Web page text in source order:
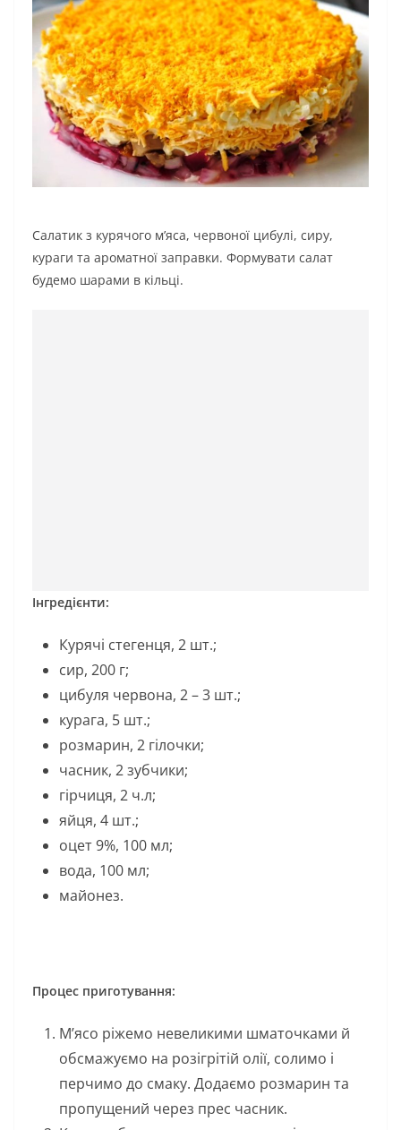
Салатик з курячого м’яса, червоної цибулі, сиру,
кураги та ароматної заправки. Формувати салат
будемо шарами в кільці.
Інгредієнти:
Курячі стегенця, 2 шт.;
сир, 200 г;
цибуля червона, 2 – 3 шт.;
курага, 5 шт.;
розмарин, 2 гілочки;
часник, 2 зубчики;
гірчиця, 2 ч.л;
яйця, 4 шт.;
оцет 9%, 100 мл;
вода, 100 мл;
майонез.
Процес приготування:
М’ясо ріжемо невеликими шматочками й
обсмажуємо на розігрітій олії, солимо і
перчимо до смаку. Додаємо розмарин та
пропущений через прес часник.